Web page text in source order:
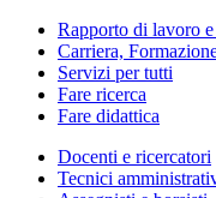
Rapporto di lavoro
Carriera,
Servizi per tutti
Fare ricerca
Fare didattica
Docenti e ricercatori
Tecnici